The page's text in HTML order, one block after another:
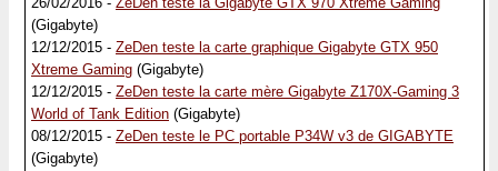
(Gigabyte)
12/12/2015 - ZeDen teste la carte graphique Gigabyte GTX 950
Xtreme Gaming (Gigabyte)
12/12/2015 - ZeDen teste la carte mère Gigabyte Z170X-Gaming 3
World of Tank Edition (Gigabyte)
08/12/2015 - ZeDen teste le PC portable P34W v3 de GIGABYTE
(Gigabyte)